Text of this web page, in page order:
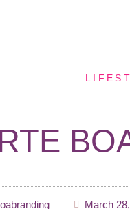
oabranding March